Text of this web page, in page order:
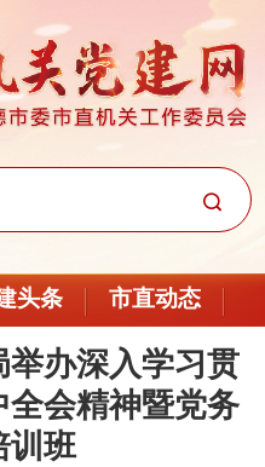
头条 市直动态
办深入学习贯
会精神暨党务
训班